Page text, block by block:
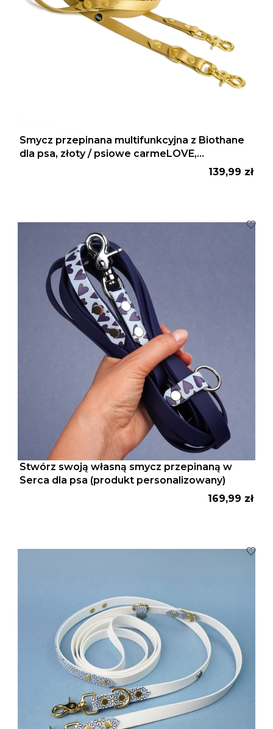
Smycz przepinana multifunkcyjna z Biothane
dla psa, złoty / psiowe carmeLOVE,
Cena
139,99 zł
Stwórz swoją własną smycz przepinaną w
Serca dla psa (produkt personalizowany)
Cena
169,99 zł